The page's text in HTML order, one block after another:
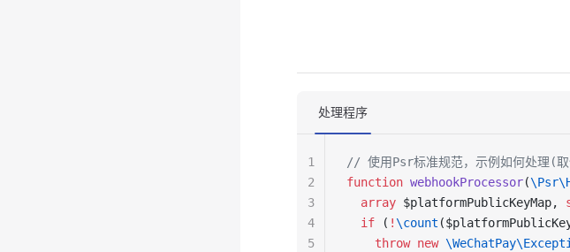
处理程序
// 使用Psr标准规范，示例如何处理(取
function webhookProcessor(
  array
$platformPublicKeyMap,
  if
( !\count
    throw
new
1
2
3
4
5